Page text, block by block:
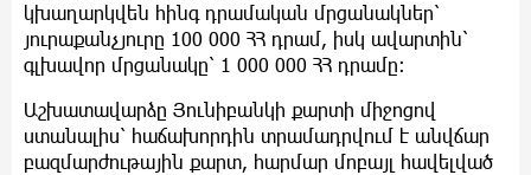
կխաղարկվեն հինգ դրամական մրցանակներ՝
յուրաքանչյուրը 100 000 ՀՀ դրամ, իսկ ավարտին՝
գլխավոր մրցանակը՝ 1 000 000 ՀՀ դրամը:
Աշխատավարձը Յունիբանկի քարտի միջոցով
ստանալիս՝ հաճախորդին տրամադրվում է անվճար
բազմարժութային քարտ, հարմար մոբայլ հավելված